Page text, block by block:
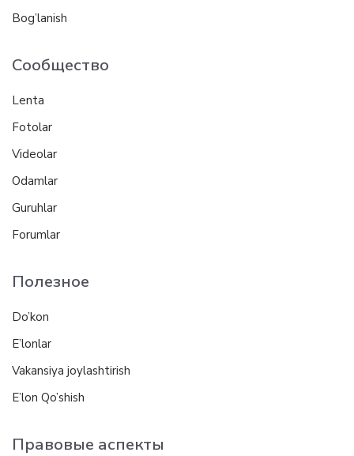
Bog’lanish
Сообщество
Lenta
Fotolar
Videolar
Odamlar
Guruhlar
Forumlar
Полезное
Do’kon
E’lonlar
Vakansiya joylashtirish
E’lon Qo’shish
Правовые аспекты